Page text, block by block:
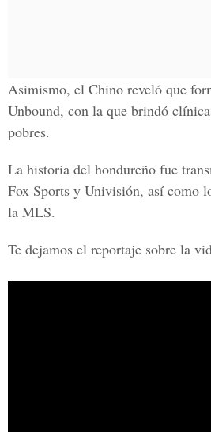
Asimismo, el Chino reveló que
Unbound, con la que brindó
pobres.
La historia del hondureño fue
Fox Sports y Univisión, así como
la MLS.
Te dejamos el reportaje sobre la